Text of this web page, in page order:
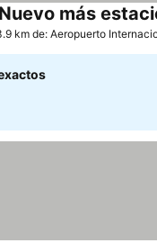
más
km de: Aeropuerto